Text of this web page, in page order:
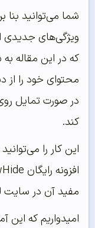
شما می‌توانید
ویژگی‌های جدیدی
که در این مقاله
محتوای خود را از
در صورت تمایل
کند.
این کار را
مفید آن در سایت
امیدواریم که